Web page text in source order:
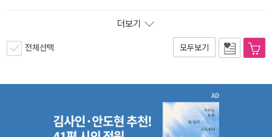
더보기
전체선택 모두보기